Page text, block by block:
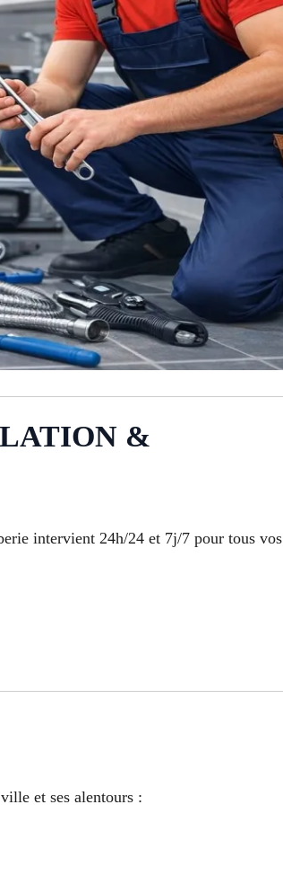
&
intervient 24h/24 et 7j/7 pour tous vos
et ses alentours :